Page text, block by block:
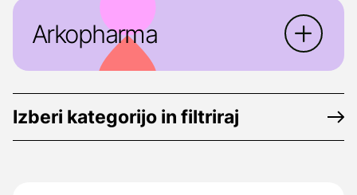
Arkopharma
Izberi kategorijo in filtriraj